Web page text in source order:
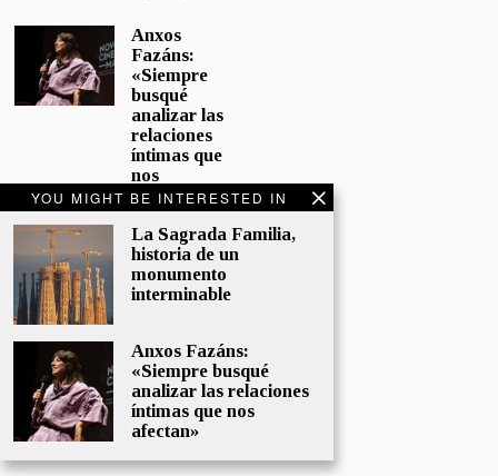
YOU MIGHT BE INTERESTED IN
La Sagrada Familia,
historia de un
monumento
interminable
Anxos Fazáns:
«Siempre busqué
analizar las relaciones
íntimas que nos
afectan»
Anxos
Fazáns:
«Siempre
busqué
analizar las
relaciones
íntimas que
nos
afectan»
5 junio, 2026
El hijo de la
cómica, el
homenaje
Sacristán a
Fernán
Gómez
28 mayo,
2026